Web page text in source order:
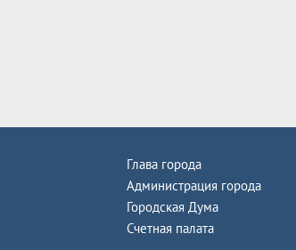
Глава города
Администрация города
Городская Дума
Счетная палата